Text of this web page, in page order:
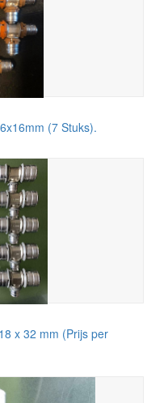
(7 Stuks).
x 32 mm (Prijs per